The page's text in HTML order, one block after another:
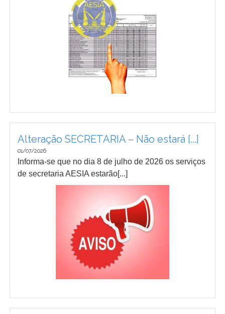
Alteração SECRETARIA – Não estará [...]
01/07/2026
Informa-se que no dia 8 de julho de 2026 os serviços
de secretaria AESIA estarão[...]